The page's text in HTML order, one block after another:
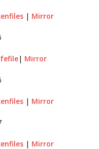
| Mirror
| Mirror
| Mirror
| Mirror